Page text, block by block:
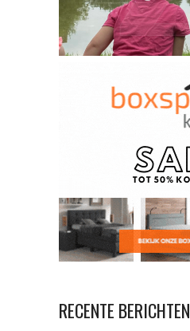
RECENTE BERICHTEN